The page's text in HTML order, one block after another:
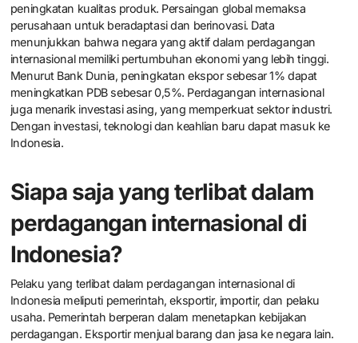
peningkatan kualitas produk. Persaingan global memaksa
perusahaan untuk beradaptasi dan berinovasi. Data
menunjukkan bahwa negara yang aktif dalam perdagangan
internasional memiliki pertumbuhan ekonomi yang lebih tinggi.
Menurut Bank Dunia, peningkatan ekspor sebesar 1% dapat
meningkatkan PDB sebesar 0,5%. Perdagangan internasional
juga menarik investasi asing, yang memperkuat sektor industri.
Dengan investasi, teknologi dan keahlian baru dapat masuk ke
Indonesia.
Siapa saja yang terlibat dalam
perdagangan internasional di
Indonesia?
Pelaku yang terlibat dalam perdagangan internasional di
Indonesia meliputi pemerintah, eksportir, importir, dan pelaku
usaha. Pemerintah berperan dalam menetapkan kebijakan
perdagangan. Eksportir menjual barang dan jasa ke negara lain.